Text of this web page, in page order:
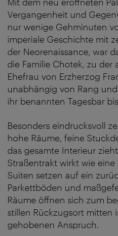
Mit dem neu eröffneten
Vergangenheit und
nur wenige Gehminuten
imperiale Geschichte mit
der Neorenaissance, war
die Familie Chotek, zu
Ehefrau von Erzherzog
unabhängig von Rang
ihr benannten Tagesbar
Besonders eindrucksvoll
hohe Räume, feine
das gesamte Interieur
Straßentrakt wirkt wie
Suiten setzen auf ein
Parkettböden und
Räume öffnen sich zum
stillen Rückzugsort mitten
gehobenen Anspruch.